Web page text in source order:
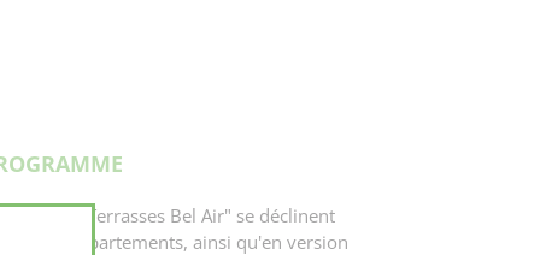
"Les Terrasses Bel Air" se déclinent
les appartements, ainsi qu'en version